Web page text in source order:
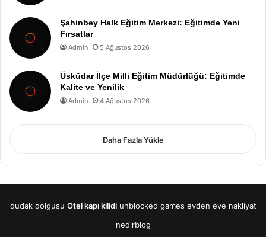
Şahinbey Halk Eğitim Merkezi: Eğitimde Yeni
Fırsatlar
Admin 5 Ağustos 2026
Üsküdar İlçe Milli Eğitim Müdürlüğü: Eğitimde
Kalite ve Yenilik
Admin 4 Ağustos 2026
Daha Fazla Yükle
dudak dolgusu Otel kapı kilidi unblocked games evden eve nakliyat
nedirblog